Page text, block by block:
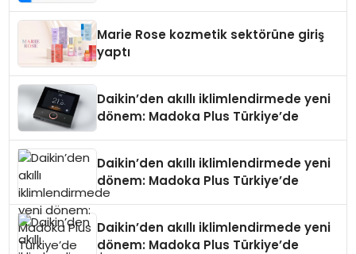
Marie Rose kozmetik sektörüne giriş
yaptı
Daikin’den akıllı iklimlendirmede yeni
dönem: Madoka Plus Türkiye’de
Daikin’den akıllı iklimlendirmede yeni
dönem: Madoka Plus Türkiye’de
Daikin’den akıllı iklimlendirmede yeni
dönem: Madoka Plus Türkiye’de